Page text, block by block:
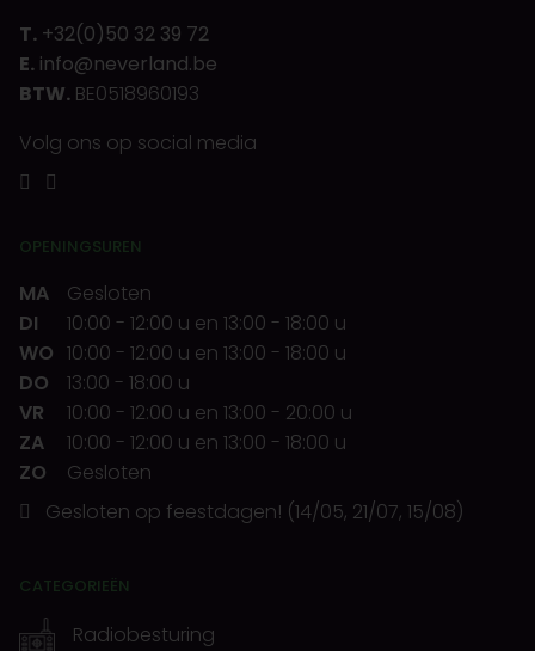
T. +32(0)50 32 39 72
E. info@neverland.be
BTW. BE0518960193
Volg ons op social media
OPENINGSUREN
MA
Gesloten
DI
10:00 - 12:00 u en 13:00 - 18:00 u
WO 10:00 - 12:00 u en 13:00 - 18:00 u
DO
13:00 - 18:00 u
VR
10:00 - 12:00 u en 13:00 - 20:00 u
ZA
10:00 - 12:00 u en 13:00 - 18:00 u
ZO
Gesloten
Gesloten op feestdagen! (14/05, 21/07, 15/08)
CATEGORIEËN
Radiobesturing